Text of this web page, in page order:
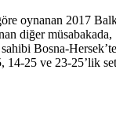
oynanan 2017
diğer müsabakada,
Bosna-
14-25 ve 23-25’lik